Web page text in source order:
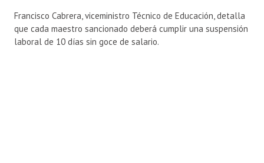
Francisco Cabrera, viceministro Técnico de Educación, detalla
que cada maestro sancionado deberá cumplir una suspensión
laboral de 10 días sin goce de salario.